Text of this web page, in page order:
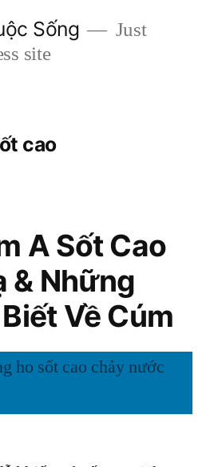
Sống
Just
site
cao
A Sốt Cao
& Những
Về Cúm